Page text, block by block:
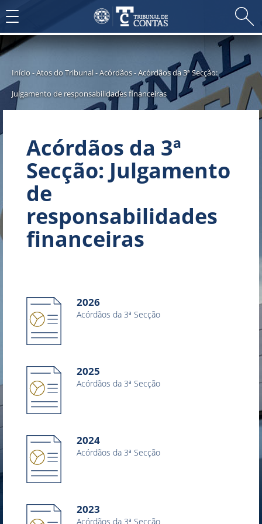
Toggle
navigation
Início-Atos do Tribunal-Acórdãos-Acórdãos da 3ª Secção:
Julgamento de responsabilidades financeiras
Acórdãos da 3ª
Secção: Julgamento
de
responsabilidades
financeiras
2026
Acórdãos da 3ª Secção
2025
Acórdãos da 3ª Secção
2024
Acórdãos da 3ª Secção
2023
Acórdãos da 3ª Secção